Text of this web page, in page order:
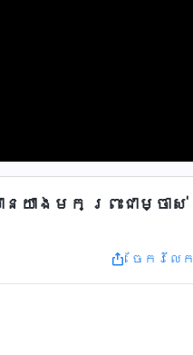
យាងមក ព្រះជាម្ចាស់
ចែក​រំលែក